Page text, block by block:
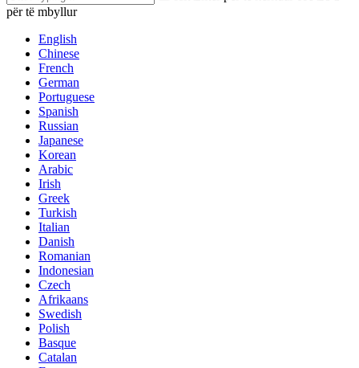
për të mbyllur
English
Chinese
French
German
Portuguese
Spanish
Russian
Japanese
Korean
Arabic
Irish
Greek
Turkish
Italian
Danish
Romanian
Indonesian
Czech
Afrikaans
Swedish
Polish
Basque
Catalan